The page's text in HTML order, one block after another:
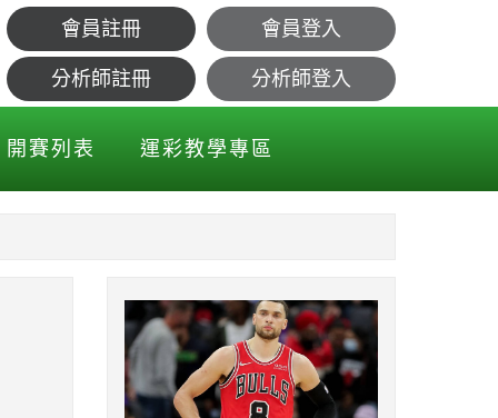
會員註冊 會員登入
分析師註冊 分析師登入
開賽列表 運彩教學專區